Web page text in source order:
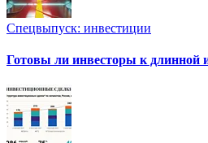
Спецвыпуск: инвестиции
Готовы ли инвесторы к длинной